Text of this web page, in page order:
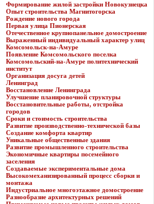
Формирование жилой застройки Новокузнецка
Опыт строительства Магнитогорска
Рождение нового города
Первая улица Пионерская
Отечественное крупнопанельное домостроение
Выраженный индивидуальный характер улиц
Комсомольск-на-Амуре
Появление Комсомольского поселка
Комсомольский-на-Амуре политехнический
институт
Организация досуга детей
Ленинград
Восстановление Ленинграда
Улучшение планировочной структуры
Восстановительные работы, отстройка
городов
Сроки и стоимость строительства
Развитие производственно-технической базы
Создание комфорта квартир
Уникальные общественные здания
Развитие промышленного строительства
Экономичные квартиры посемейного
заселения
Создаваемые экспериментальные дома
Высокомеханизированный процесс сборки и
монтажа
Индустриальное многоэтажное домостроение
Разнообразие архитектурных решений